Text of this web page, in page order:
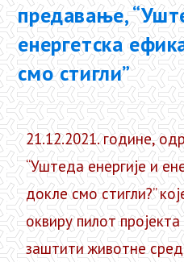
предавање,
енергетска
смо стигли”
21.12.2021. године,
“Уштеда енергије и
докле смо стигли?”
оквиру пилот пројекта
заштити животне